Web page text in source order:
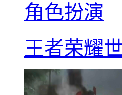
角色扮演
王者荣耀